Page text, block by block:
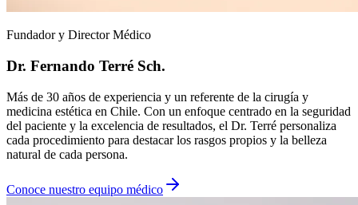
Fundador y Director Médico
Dr. Fernando Terré Sch.
Más de 30 años de experiencia y un referente de la cirugía y
medicina estética en Chile. Con un enfoque centrado en la seguridad
del paciente y la excelencia de resultados, el Dr. Terré personaliza
cada procedimiento para destacar los rasgos propios y la belleza
natural de cada persona.
Conoce nuestro equipo médico